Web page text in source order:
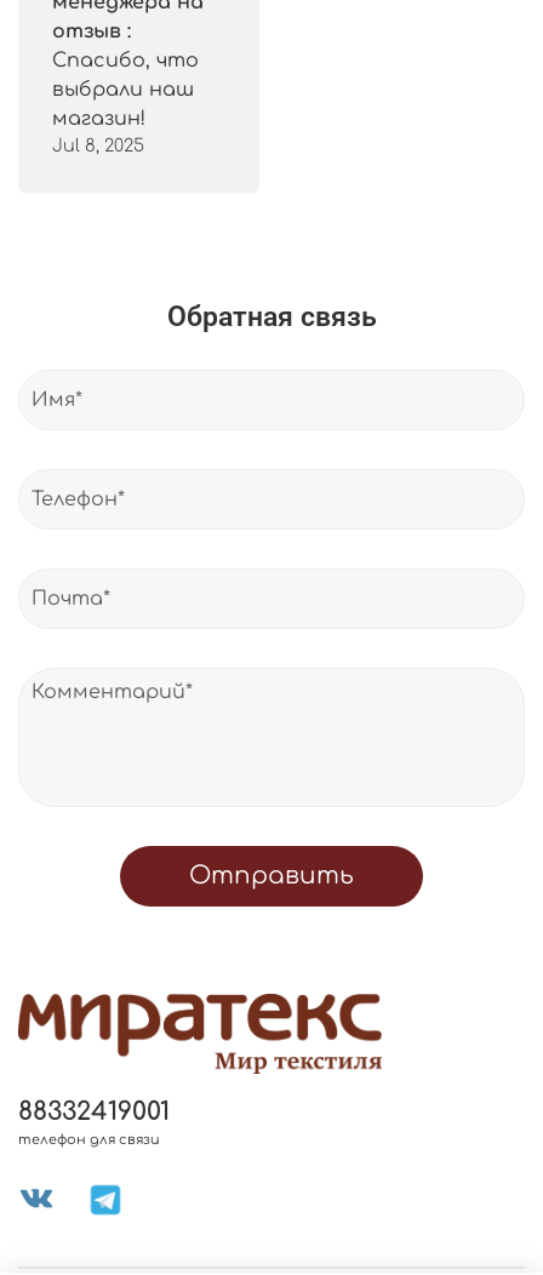
отзыв :
Спасибо, что
выбрали наш
магазин!
Jul 8, 2025
Обратная связь
Отправить
88332419001
телефон для связи